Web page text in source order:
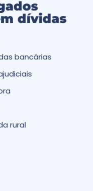
dívidas
bancárias
rural